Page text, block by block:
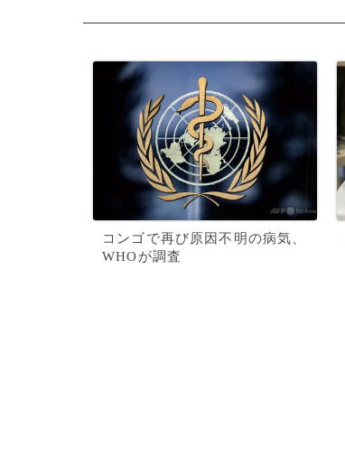
コンゴで再び原因不明の病気、
WHOが調査